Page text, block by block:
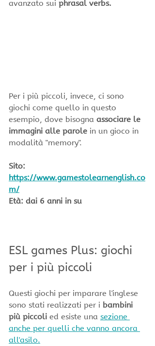
avanzato sui phrasal verbs.
Per i più piccoli, invece, ci sono
giochi come quello in questo
esempio, dove bisogna associare le
immagini alle parole in un gioco in
modalità "memory".
Sito:
https://www.gamestolearnenglish.co
m/
Età: dai 6 anni in su
ESL games Plus: giochi
per i più piccoli
Questi giochi per imparare l'inglese
sono stati realizzati per i bambini
più piccoli ed esiste una sezione
anche per quelli che vanno ancora
all'asilo.